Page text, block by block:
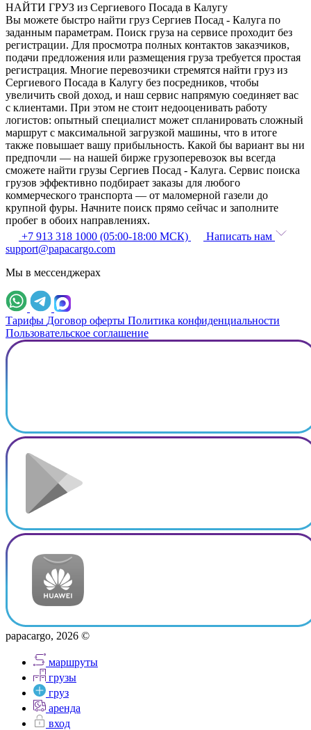
НАЙТИ ГРУЗ из Сергиевого Посада в Калугу
Вы можете быстро найти груз Сергиев Посад - Калуга по
заданным параметрам. Поиск груза на сервисе проходит без
регистрации. Для просмотра полных контактов заказчиков,
подачи предложения или размещения груза требуется простая
регистрация. Многие перевозчики стремятся найти груз из
Сергиевого Посада в Калугу без посредников, чтобы
увеличить свой доход, и наш сервис напрямую соединяет вас
с клиентами. При этом не стоит недооценивать работу
логистов: опытный специалист может спланировать сложный
маршрут с максимальной загрузкой машины, что в итоге
также повышает вашу прибыльность. Какой бы вариант вы ни
предпочли — на нашей бирже грузоперевозок вы всегда
сможете найти грузы Сергиев Посад - Калуга. Сервис поиска
грузов эффективно подбирает заказы для любого
коммерческого транспорта — от маломерной газели до
крупной фуры. Начните поиск прямо сейчас и заполните
пробег в обоих направлениях.
+7 913 318 1000 (05:00-18:00 МСК)
Написать нам
support@papacargo.com
Мы в мессенджерах
Тарифы Договор оферты Политика конфиденциальности
Пользовательское соглашение
papacargo, 2026 ©
маршруты
грузы
груз
аренда
вход